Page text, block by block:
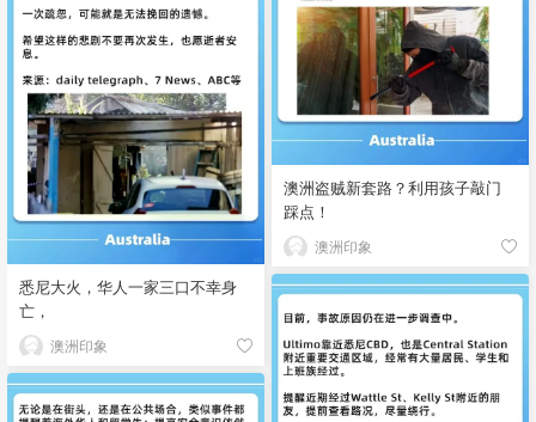
澳洲盗贼新套路？利用孩子敲门
踩点！
澳洲印象
悉尼大火，华人一家三口不幸身
亡，
澳洲印象